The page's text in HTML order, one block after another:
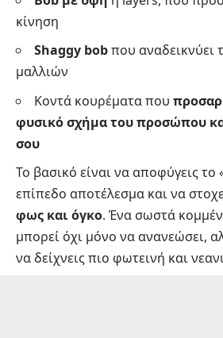
κίνηση
Shaggy bobπου αναδεικνύει
μαλλιών
Κοντά κουρέματα που
φυσικό σχήμα του προσώπου
σου
Το βασικό είναι να αποφύγεις το
επίπεδο αποτέλεσμα και να
φως και όγκο. Ένα σωστά
μπορεί όχι μόνο να ανανεώσει,
να δείχνεις πιο φωτεινή και